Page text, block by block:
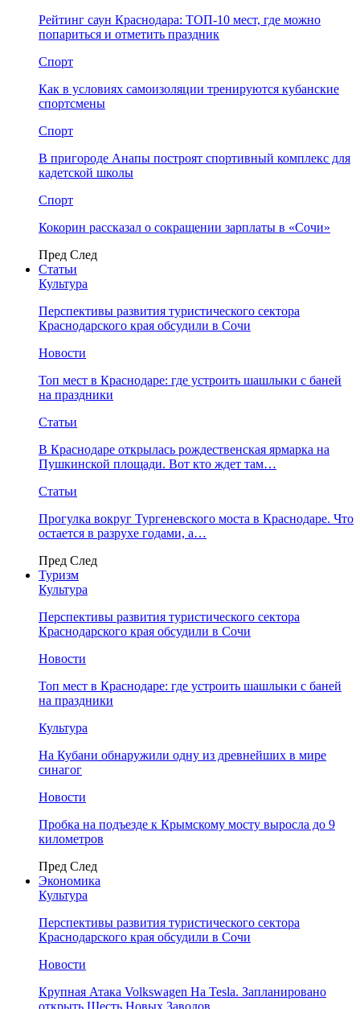
Рейтинг саун Краснодара: ТОП-10 мест, где можно
попариться и отметить праздник
Спорт
Как в условиях самоизоляции тренируются кубанские
спортсмены
Спорт
В пригороде Анапы построят спортивный комплекс для
кадетской школы
Спорт
Кокорин рассказал о сокращении зарплаты в «Сочи»
Пред След
Статьи
Культура
Перспективы развития туристического сектора
Краснодарского края обсудили в Сочи
Новости
Топ мест в Краснодаре: где устроить шашлыки с баней
на праздники
Статьи
В Краснодаре открылась рождественская ярмарка на
Пушкинской площади. Вот кто ждет там…
Статьи
Прогулка вокруг Тургеневского моста в Краснодаре. Что
остается в разрухе годами, а…
Пред След
Туризм
Культура
Перспективы развития туристического сектора
Краснодарского края обсудили в Сочи
Новости
Топ мест в Краснодаре: где устроить шашлыки с баней
на праздники
Культура
На Кубани обнаружили одну из древнейших в мире
синагог
Новости
Пробка на подъезде к Крымскому мосту выросла до 9
километров
Пред След
Экономика
Культура
Перспективы развития туристического сектора
Краснодарского края обсудили в Сочи
Новости
Крупная Атака Volkswagen На Tesla. Запланировано
открыть Шесть Новых Заводов